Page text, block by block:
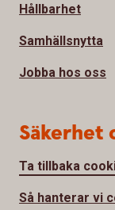
Hållbarhet
Samhällsnytta
Jobba hos oss
Ta tillbaka
Så hanterar vi